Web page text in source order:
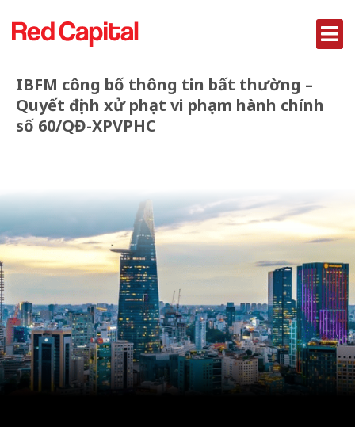
IBFM công bố thông tin bất thường –
Quyết định xử phạt vi phạm hành chính
số 60/QĐ-XPVPHC